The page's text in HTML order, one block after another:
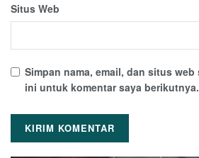
Situs Web
Simpan nama, email, dan situs web
ini untuk komentar saya berikutnya.